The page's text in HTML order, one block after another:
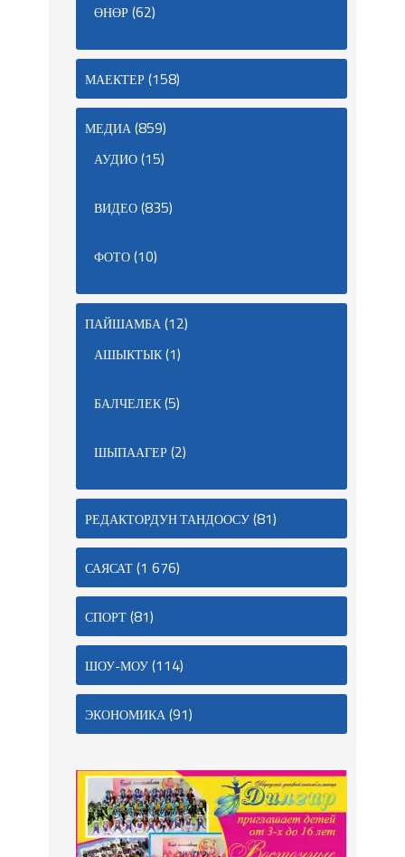
ӨНӨР(62)
МАЕКТЕР(158)
МЕДИА(859)
АУДИО(15)
ВИДЕО(835)
ФОТО(10)
ПАЙШАМБА(12)
АШЫКТЫК(1)
БАЛЧЕЛЕК(5)
ШЫПААГЕР(2)
РЕДАКТОРДУН ТАНДООСУ(81)
САЯСАТ(1 676)
СПОРТ(81)
ШОУ-МОУ(114)
ЭКОНОМИКА(91)